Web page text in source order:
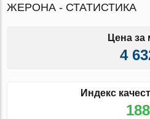
ЖЕРОНА - СТАТИСТИКА
Цена за
4
Индекс
188